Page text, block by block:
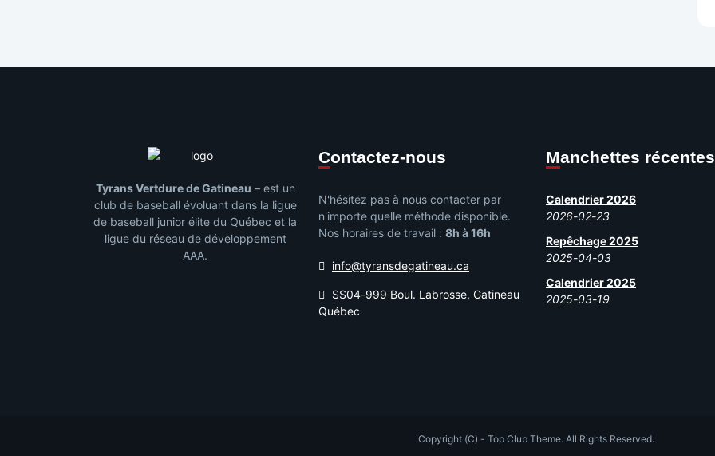
Tyrans Vertdure de Gatineau – est un
club de baseball évoluant dans la ligue
de baseball junior élite du Québec et la
ligue du réseau de développement
AAA.
Contactez-nous
N'hésitez pas à nous contacter par
n'importe quelle méthode disponible.
Nos horaires de travail : 8h à 16h
info@tyransdegatineau.ca
SS04-999 Boul. Labrosse, Gatineau
Québec
Manchettes récentes
Calendrier 2026
2026-02-23
Repêchage 2025
2025-04-03
Calendrier 2025
2025-03-19
Copyright (C) - Top Club Theme. All Rights Reserved.